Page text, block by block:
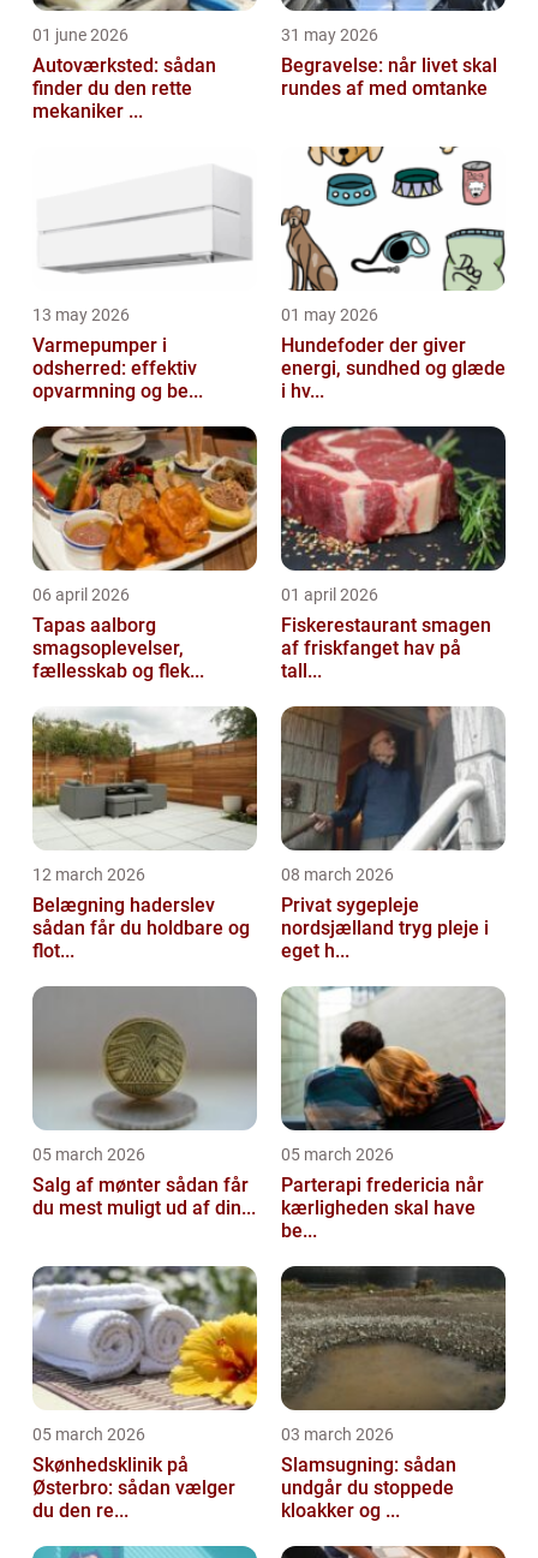
01 june 2026
Autoværksted: sådan
finder du den rette
mekaniker ...
31 may 2026
Begravelse: når livet skal
rundes af med omtanke
13 may 2026
Varmepumper i
odsherred: effektiv
opvarmning og be...
01 may 2026
Hundefoder der giver
energi, sundhed og glæde
i hv...
06 april 2026
Tapas aalborg
smagsoplevelser,
fællesskab og flek...
01 april 2026
Fiskerestaurant smagen
af friskfanget hav på
tall...
12 march 2026
Belægning haderslev
sådan får du holdbare og
flot...
08 march 2026
Privat sygepleje
nordsjælland tryg pleje i
eget h...
05 march 2026
Salg af mønter sådan får
du mest muligt ud af din...
05 march 2026
Parterapi fredericia når
kærligheden skal have
be...
05 march 2026
Skønhedsklinik på
Østerbro: sådan vælger
du den re...
03 march 2026
Slamsugning: sådan
undgår du stoppede
kloakker og ...